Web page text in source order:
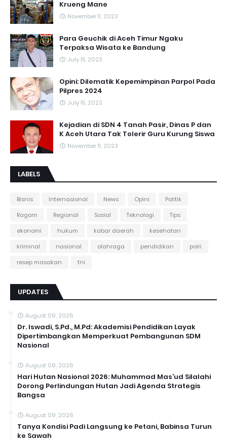
Krueng Mane
November 11, 2023
Para Geuchik di Aceh Timur Ngaku
Terpaksa Wisata ke Bandung
July 15, 2023
Opini: Dilematik Kepemimpinan Parpol Pada
Pilpres 2024
July 15, 2023
Kejadian di SDN 4 Tanah Pasir, Dinas P dan
K Aceh Utara Tak Tolerir Guru Kurung Siswa
November 11, 2023
LABELS
Bisnis Internasional News Opini
Politik
Ragam
Regional Sosial Teknologi
Tips
ekonomi
hukum kabar daerah
kesehatan
kriminal
nasional olahraga pendidikan
polri
resep masakan
tni
UPDATES
August 09, 2026
Dr. Iswadi, S.Pd., M.Pd: Akademisi Pendidikan Layak
Dipertimbangkan Memperkuat Pembangunan SDM
Nasional
August 09, 2026
Hari Hutan Nasional 2026: Muhammad Mas’ud Silalahi
Dorong Perlindungan Hutan Jadi Agenda Strategis
Bangsa
August 09, 2026
Tanya Kondisi Padi Langsung ke Petani, Babinsa Turun
ke Sawah